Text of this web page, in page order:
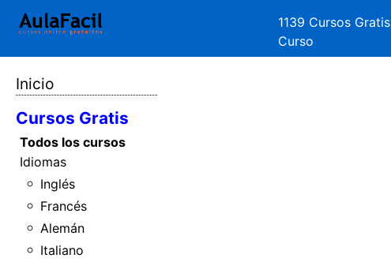
1139 Cursos Gratis
Curso
Inicio
Cursos Gratis
Todos los cursos
Idiomas
Inglés
Francés
Alemán
Italiano